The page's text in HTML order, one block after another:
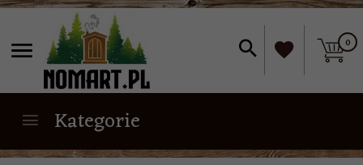
0
Kategorie